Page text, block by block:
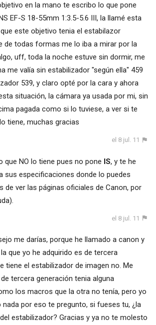
en la mano te escribo lo que pone
EF-S 18-55mm 1:3.5-5.6 III, la llamé esta
este objetivo tenia el estabilazor
de todas formas me lo iba a mirar por la
uff, toda la noche estuve sin dormir, me
me valía sin estabilizador "según ella" 459
539, y claro opté por la cara y ahora
situación, la cámara ya usada por mi, sin
pagada como si lo tuviese, a ver si te
tiene, muchas gracias
el 8 jul. 11
que NO lo tiene pues no pone IS, y te he
sus especificaciones donde lo puedes
de ver las páginas oficiales de Canon, por
el 8 jul. 11
me darías, porque he llamado a canon y
que yo he adquirido es de tercera
tiene el estabilizador de imagen no. Me
tercera generación tenia alguna
los macros que la otra no tenía, pero yo
por eso te pregunto, si fueses tu, ¿la
estabilizador? Gracias y ya no te molesto